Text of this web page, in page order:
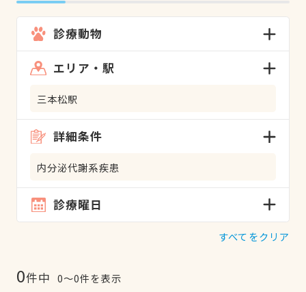
診療動物
エリア・駅
三本松駅
詳細条件
内分泌代謝系疾患
診療曜日
すべてをクリア
0件中 0〜0件を表示